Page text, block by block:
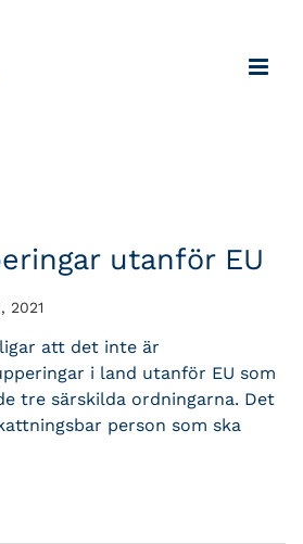
utanför EU
2021
att det inte är
i land utanför EU som
tre särskilda ordningarna. Det
person som ska